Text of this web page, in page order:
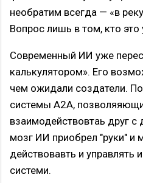
необратим всегда — «в
Вопрос лишь в том, кто это
Современный ИИ уже
калькулятором». Его
чем ожидали создатели.
системы А2А,
взаимодействовтаь друг
мозг ИИ приобрел "руки" и
действовавть и
системи.